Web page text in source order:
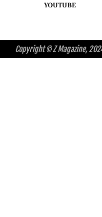
YOUTUBE
Copyright © Z Magazine,